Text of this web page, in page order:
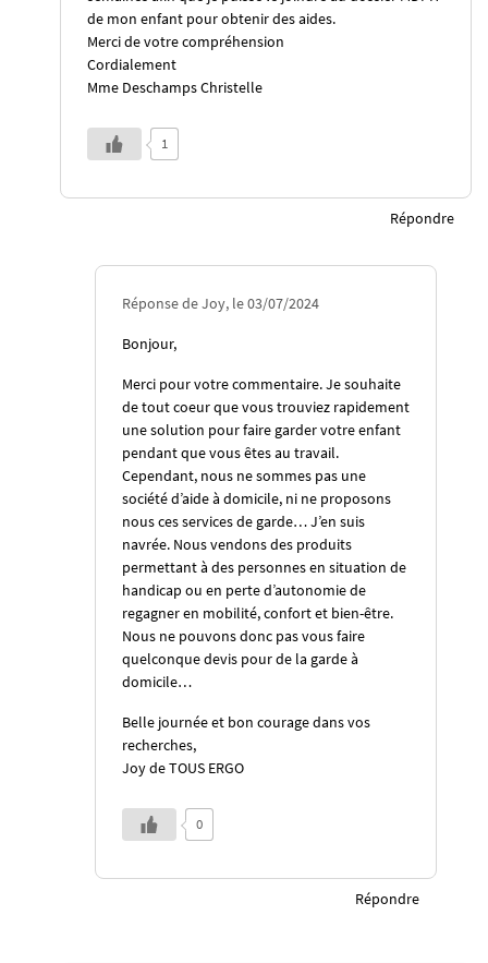
de mon enfant pour obtenir des aides.
Merci de votre compréhension
Cordialement
Mme Deschamps Christelle
1
Répondre
Réponse de Joy, le 03/07/2024
Bonjour,
Merci pour votre commentaire. Je souhaite
de tout coeur que vous trouviez rapidement
une solution pour faire garder votre enfant
pendant que vous êtes au travail.
Cependant, nous ne sommes pas une
société d’aide à domicile, ni ne proposons
nous ces services de garde… J’en suis
navrée. Nous vendons des produits
permettant à des personnes en situation de
handicap ou en perte d’autonomie de
regagner en mobilité, confort et bien-être.
Nous ne pouvons donc pas vous faire
quelconque devis pour de la garde à
domicile…
Belle journée et bon courage dans vos
recherches,
Joy de TOUS ERGO
0
Répondre